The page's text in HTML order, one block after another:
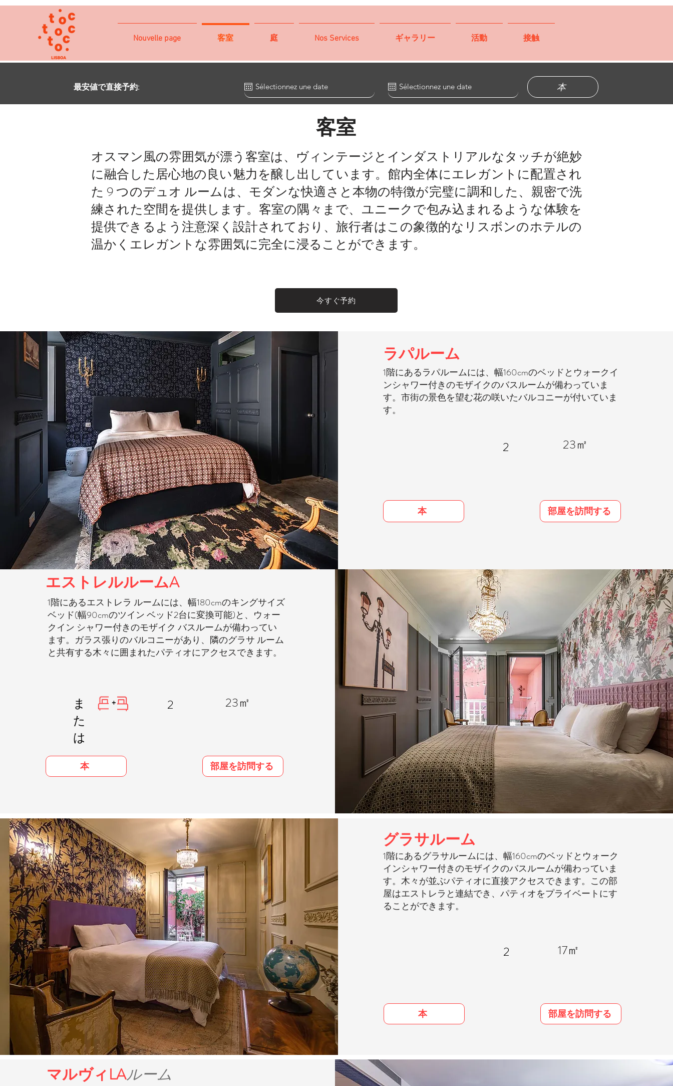
Nouvelle page 客室 庭 Nos Services ギャラリー 活動 接触
最安値で直接予約: 本
客室
オスマン風の雰囲気が漂う客室は、ヴィンテージとインダストリアルなタッチが絶妙
に融合した居心地の良い魅力を醸し出しています。館内全体にエレガントに配置され
た 9 つのデュオ ルームは、モダンな快適さと本物の特徴が完璧に調和した、親密で洗
練された空間を提供します。客室の隅々まで、ユニークで包み込まれるような体験を
提供できるよう注意深く設計されており、旅行者はこの象徴的なリスボンのホテルの
温かくエレガントな雰囲気に完全に浸ることができます。
今すぐ予約
ラパルーム
1階にあるラパルームには、幅160cmのベッドとウォークイ
ンシャワー付きのモザイクのバスルームが備わっていま
す。市街の景色を望む花の咲いたバルコニーが付いていま
す。
2 23㎡
本 部屋を訪問する
エストレルルームA
1階にあるエストレラ ルームには、幅180cmのキングサイズ
ベッド(幅90cmのツイン ベッド2台に変換可能)と、ウォー
クイン シャワー付きのモザイク バスルームが備わってい
ます。ガラス張りのバルコニーがあり、隣のグラサ ルーム
と共有する木々に囲まれたパティオにアクセスできます。
ま
た
は
+ 2
本
23㎡
部屋を訪問する
グラサルーム
1階にあるグラサルームには、幅160cmのベッドとウォーク
インシャワー付きのモザイクのバスルームが備わっていま
す。木々が並ぶパティオに直接アクセスできます。この部
屋はエストレラと連結でき、パティオをプライベートにす
ることができます。
2 17㎡
本 部屋を訪問する
マルヴィLAルーム